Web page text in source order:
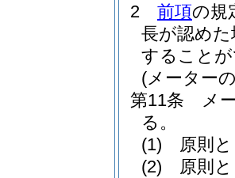
2
前項の規
長が認め
すること
(メーター
第11条
メ
る。
(1)
原則
(2)
原則